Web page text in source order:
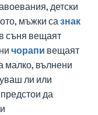
детски
мъжки са знак
в съня вещаят
чорапи вещаят
малко, вълнени
ли или
да